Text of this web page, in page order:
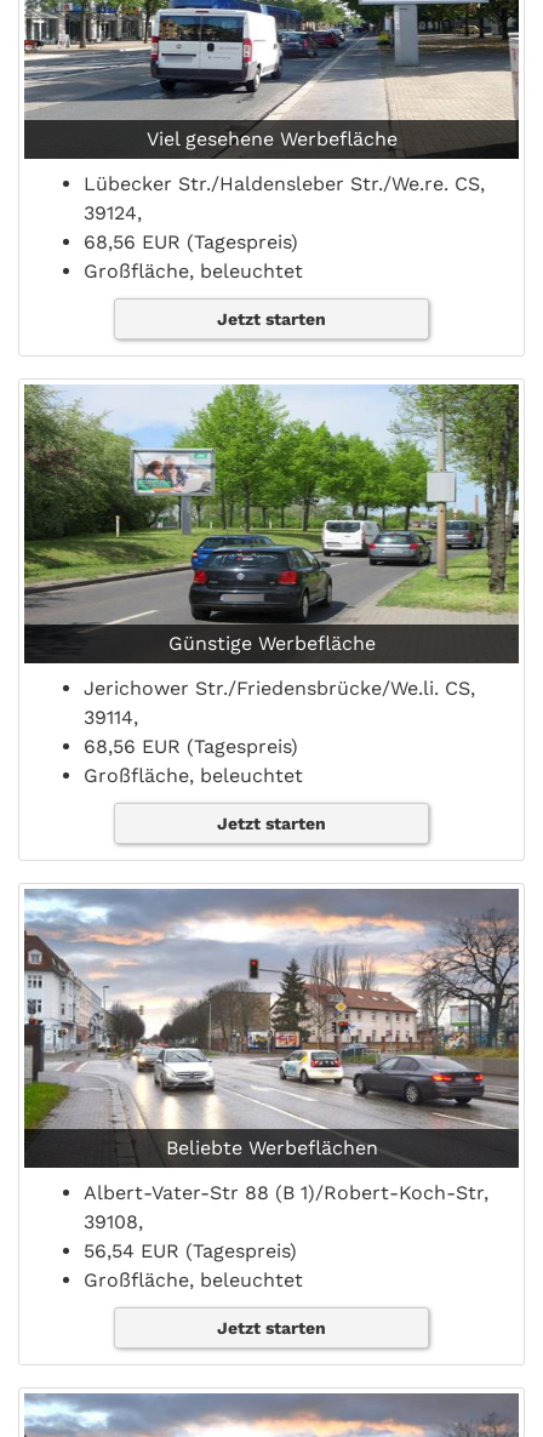
Viel gesehene Werbefläche
Lübecker Str./Haldensleber Str./We.re. CS,
39124,
68,56 EUR (Tagespreis)
Großfläche, beleuchtet
Jetzt starten
Günstige Werbefläche
Jerichower Str./Friedensbrücke/We.li. CS,
39114,
68,56 EUR (Tagespreis)
Großfläche, beleuchtet
Jetzt starten
Beliebte Werbeflächen
Albert-Vater-Str 88 (B 1)/Robert-Koch-Str,
39108,
56,54 EUR (Tagespreis)
Großfläche, beleuchtet
Jetzt starten